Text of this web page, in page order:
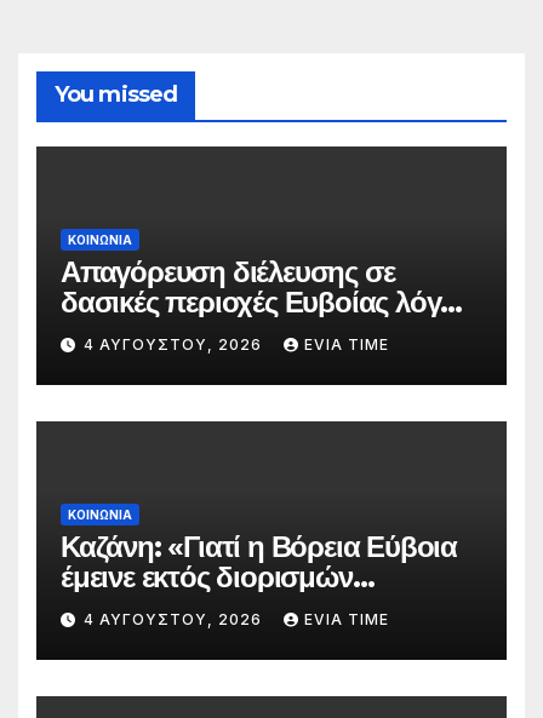
You missed
ΚΟΙΝΩΝΙΑ
Απαγόρευση διέλευσης σε
δασικές περιοχές Ευβοίας λόγω
πολύ υψηλού κινδύνου
πυρκαγιάς
4 ΑΥΓΟΎΣΤΟΥ, 2026 EVIA TIME
ΚΟΙΝΩΝΙΑ
Καζάνη: «Γιατί η Βόρεια Εύβοια
έμεινε εκτός διορισμών
δασκάλων;»
4 ΑΥΓΟΎΣΤΟΥ, 2026 EVIA TIME